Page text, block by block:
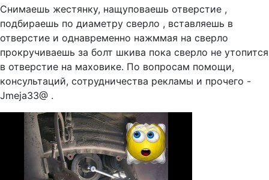
Снимаешь жестянку, нащуповаешь отверстие ,
подбираешь по диаметру сверло , вставляешь в
отверстие и однавременно нажммая на сверло
прокручиваешь за болт шкива пока сверло не утопится
в отверстие на маховике. По вопросам помощи,
консультаций, сотрудничества рекламы и прочего -
Jmeja33@ .